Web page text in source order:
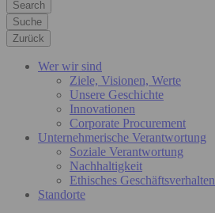
Suche
Zurück
Wer wir sind
Ziele, Visionen, Werte
Unsere Geschichte
Innovationen
Corporate Procurement
Unternehmerische Verantwortung
Soziale Verantwortung
Nachhaltigkeit
Ethisches Geschäftsverhalten
Standorte